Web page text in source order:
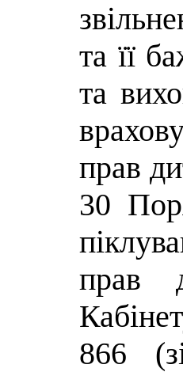
та її
та
прав
30
прав
866